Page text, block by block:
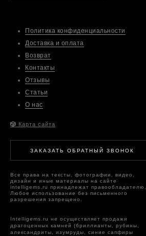
ЗАКАЗАТЬ ОБРАТНЫЙ ЗВОНОК
Intelligems.ru не осуществляет продажи
драгоценных камней (бриллианты, рубины,
александриты, изумруды, синие сапфиры
Все права на тексты, фотографии, видео,
дизайн и иные материалы на сайте
intelligems.ru принадлежат правообладателю.
Любое использование без письменного
разрешения запрещено.
Политика конфиденциальности
Доставка и оплата
Возврат
Контакты
Отзывы
Статьи
О нас
🎲 Карта сайта